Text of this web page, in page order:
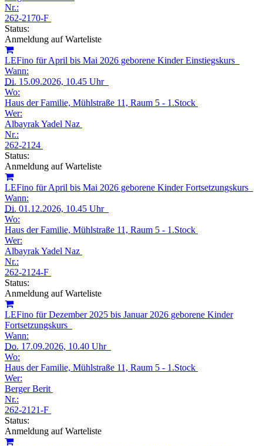
Nr.:
262-2170-F
Status:
Anmeldung auf Warteliste
LEFino für April bis Mai 2026 geborene Kinder Einstiegskurs
Wann:
Di. 15.09.2026, 10.45 Uhr
Wo:
Haus der Familie, Mühlstraße 11, Raum 5 - 1.Stock
Wer:
Albayrak Yadel Naz
Nr.:
262-2124
Status:
Anmeldung auf Warteliste
LEFino für April bis Mai 2026 geborene Kinder Fortsetzungskurs
Wann:
Di. 01.12.2026, 10.45 Uhr
Wo:
Haus der Familie, Mühlstraße 11, Raum 5 - 1.Stock
Wer:
Albayrak Yadel Naz
Nr.:
262-2124-F
Status:
Anmeldung auf Warteliste
LEFino für Dezember 2025 bis Januar 2026 geborene Kinder
Fortsetzungskurs
Wann:
Do. 17.09.2026, 10.40 Uhr
Wo:
Haus der Familie, Mühlstraße 11, Raum 5 - 1.Stock
Wer:
Berger Berit
Nr.:
262-2121-F
Status:
Anmeldung auf Warteliste